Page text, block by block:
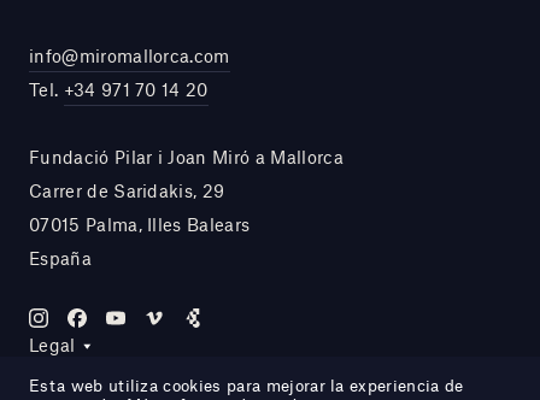
info@miromallorca.com
Tel. +34 971 70 14 20
Fundació Pilar i Joan Miró a Mallorca
Carrer de Saridakis, 29
07015 Palma, Illes Balears
España
Legal
Esta web utiliza cookies para mejorar la experiencia de